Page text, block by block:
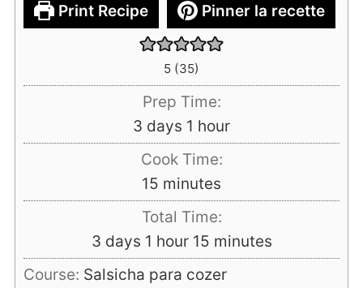
Print Recipe
Pinner la recette
5 (35)
Prep Time:
3 days
days 1 hour
hour
Cook Time:
15 minutes
minutes
Total Time:
3days
days 1 hour
hour 15minutes
minutes
Course: Salsicha para cozer